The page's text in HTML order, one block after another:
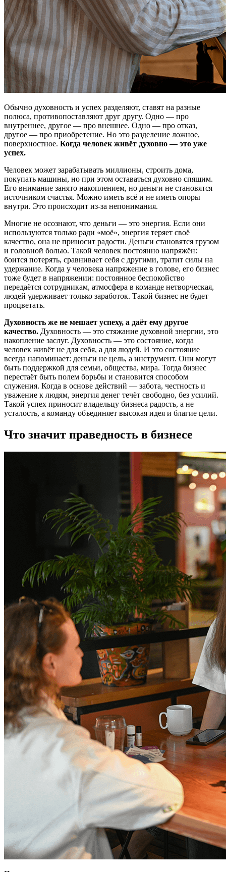
Обычно духовность и успех разделяют, ставят на разные
полюса, противопоставляют друг другу. Одно — про
внутреннее, другое — про внешнее. Одно — про отказ,
другое — про приобретение. Но это разделение ложное,
поверхностное. Когда человек живёт духовно — это уже
успех.
Человек может зарабатывать миллионы, строить дома,
покупать машины, но при этом оставаться духовно спящим.
Его внимание занято накоплением, но деньги не становятся
источником счастья. Можно иметь всё и не иметь опоры
внутри. Это происходит из-за непонимания.
Многие не осознают, что деньги — это энергия. Если они
используются только ради «моё», энергия теряет своё
качество, она не приносит радости. Деньги становятся грузом
и головной болью. Такой человек постоянно напряжён:
боится потерять, сравнивает себя с другими, тратит силы на
удержание. Когда у человека напряжение в голове, его бизнес
тоже будет в напряжении: постоянное беспокойство
передаётся сотрудникам, атмосфера в команде нетворческая,
людей удерживает только заработок. Такой бизнес не будет
процветать.
Духовность же не мешает успеху, а даёт ему другое
качество. Духовность — это стяжание духовной энергии, это
накопление заслуг. Духовность — это состояние, когда
человек живёт не для себя, а для людей. И это состояние
всегда напоминает: деньги не цель, а инструмент. Они могут
быть поддержкой для семьи, общества, мира. Тогда бизнес
перестаёт быть полем борьбы и становится способом
служения. Когда в основе действий — забота, честность и
уважение к людям, энергия денег течёт свободно, без усилий.
Такой успех приносит владельцу бизнеса радость, а не
усталость, а команду объединяет высокая идея и благие цели.
Что значит праведность в бизнесе